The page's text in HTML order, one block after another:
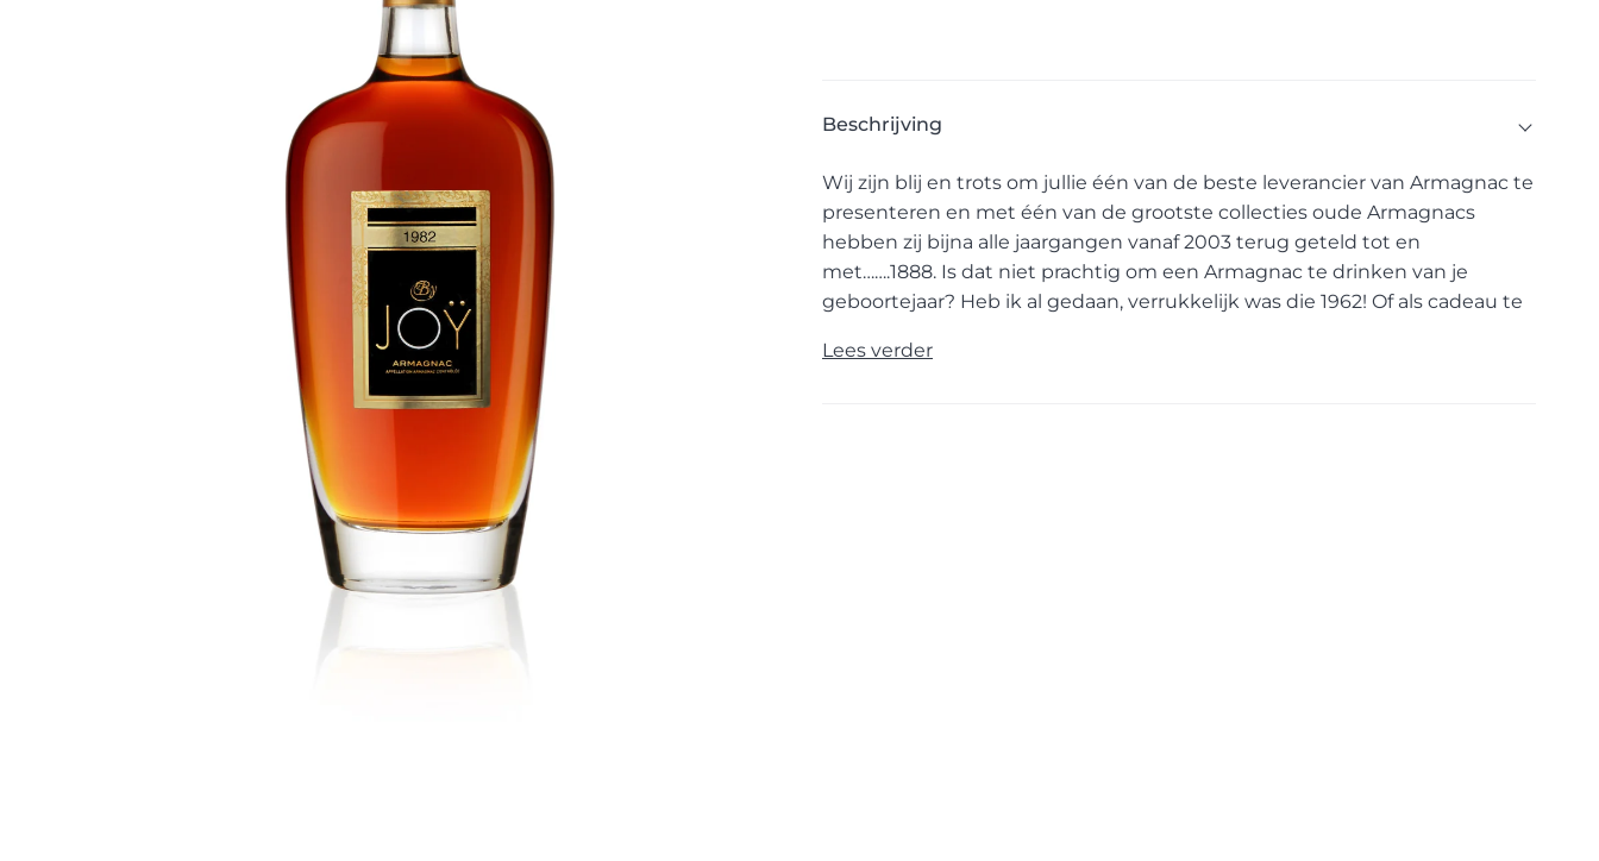
Beschrijving
Wij zijn blij en trots om jullie één van de beste leverancier van Armagnac te
presenteren en met één van de grootste collecties oude Armagnacs
hebben zij bijna alle jaargangen vanaf 2003 terug geteld tot en
met…….1888. Is dat niet prachtig om een Armagnac te drinken van je
geboortejaar? Heb ik al gedaan, verrukkelijk was die 1962! Of als cadeau te
Lees verder